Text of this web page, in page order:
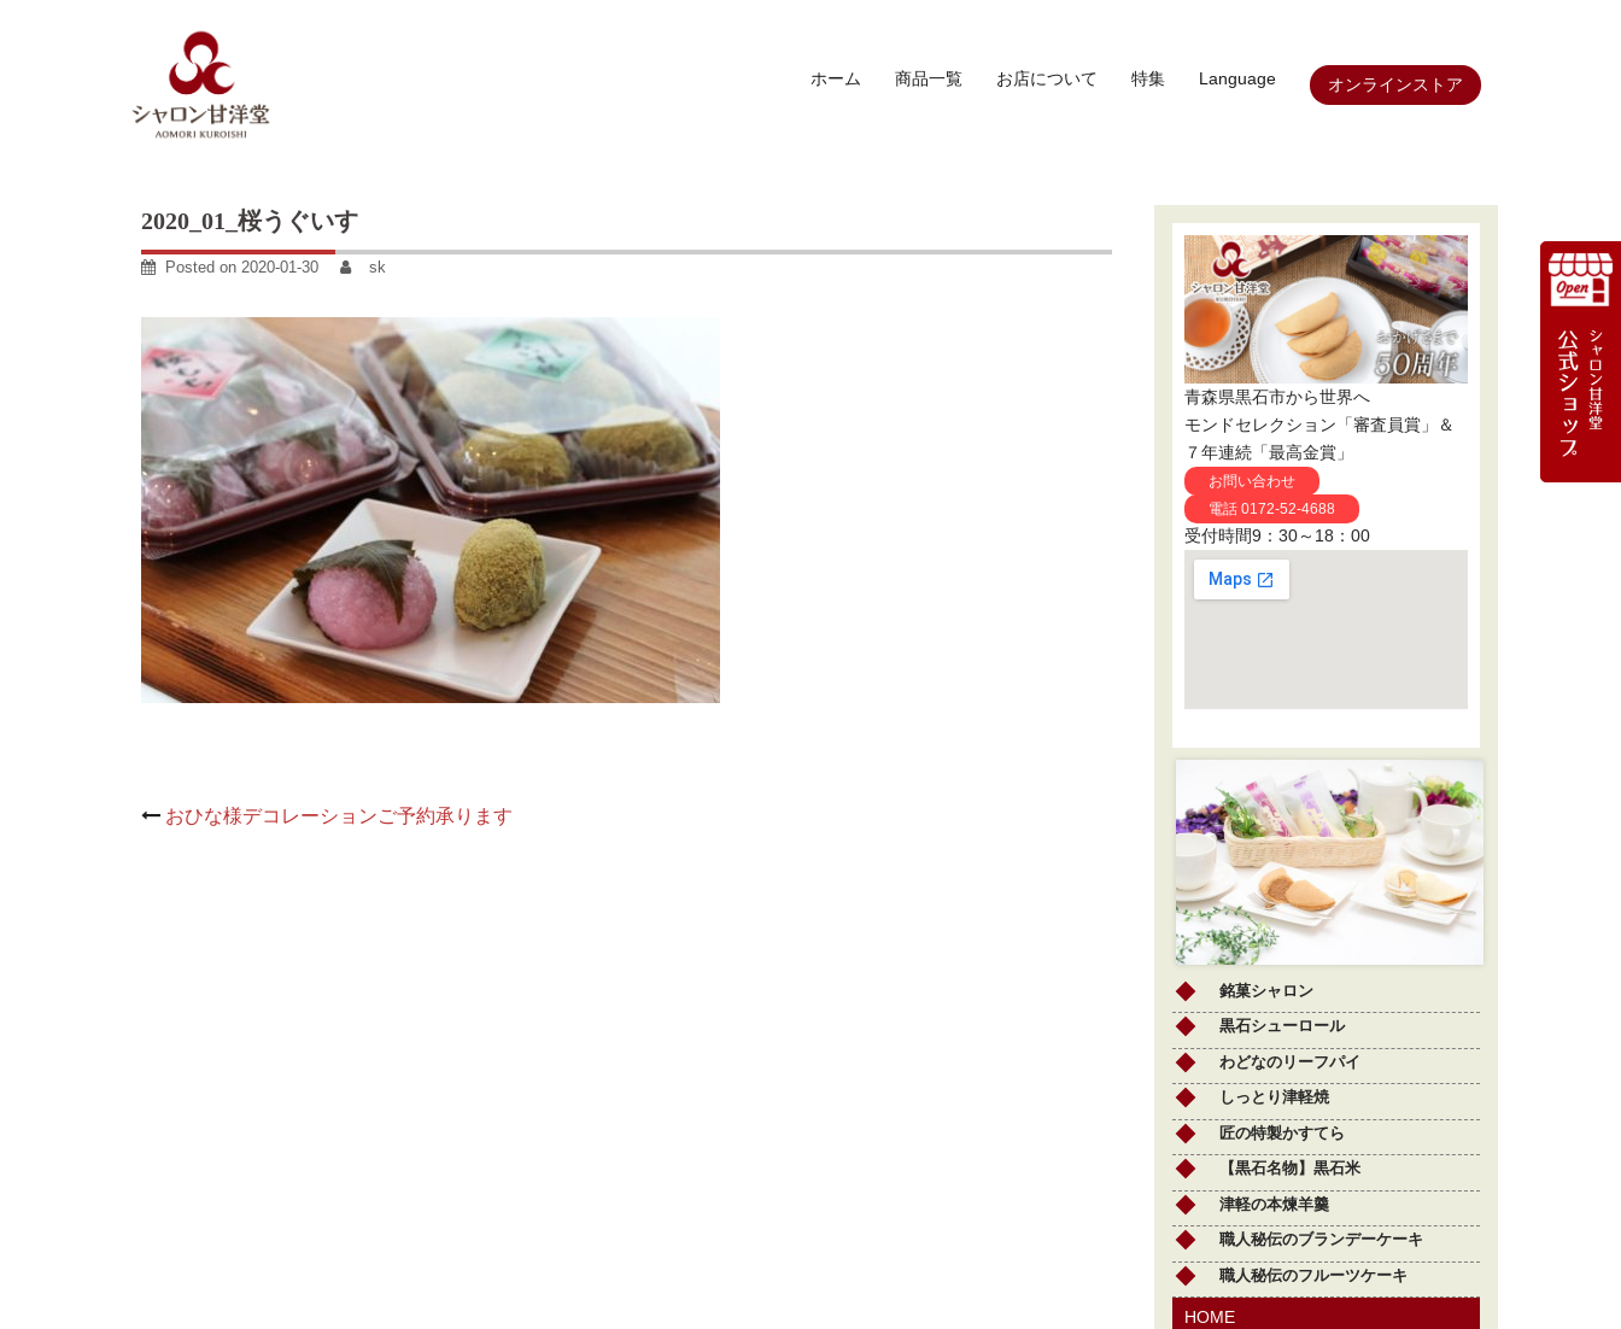
ホーム 商品一覧 お店について 特集 Language オンラインストア
2020_01_桜うぐいす
Posted on 2020-01-30 sk
Post
おひな様デコレーションご予約承ります
青森県黒石市から世界へ
モンドセレクション「審査員賞」＆
７年連続「最高金賞」
お問い合わせ
電話 0172-52-4688
受付時間9：30～18：00
銘菓シャロン
黒石シューロール
わどなのリーフパイ
しっとり津軽焼
匠の特製かすてら
【黒石名物】黒石米
津軽の本煉羊羹
職人秘伝のブランデーケーキ
職人秘伝のフルーツケーキ
HOME